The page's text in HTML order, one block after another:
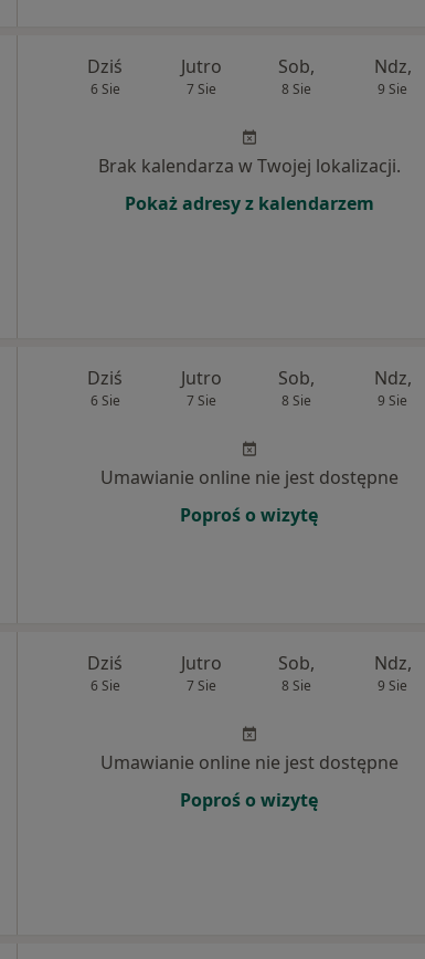
Dziś
6 Sie
Jutro
7 Sie
Sob,
8 Sie
Ndz,
9 Sie
Brak kalendarza w Twojej lokalizacji.
Pokaż adresy z kalendarzem
Dziś
6 Sie
Jutro
7 Sie
Sob,
8 Sie
Ndz,
9 Sie
Umawianie online nie jest dostępne
Poproś o wizytę
Dziś
6 Sie
Jutro
7 Sie
Sob,
8 Sie
Ndz,
9 Sie
Umawianie online nie jest dostępne
Poproś o wizytę